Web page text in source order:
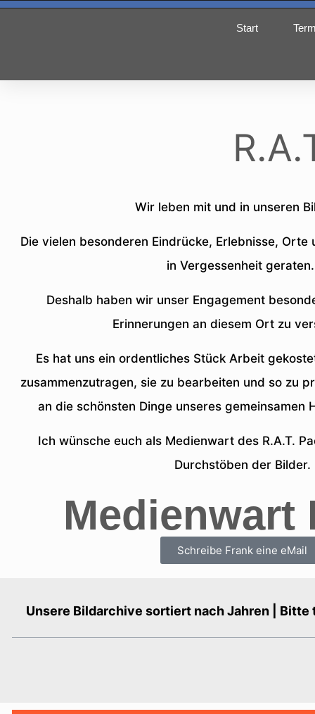
Start
Wir leben mit und in unseren
Die vielen besonderen Eindrücke, Erlebnisse,
in Vergessenheit
Deshalb haben wir unser Engagement
Erinnerungen an diesem Ort zu
Es hat uns ein ordentliches Stück Arbeit
zusammenzutragen, sie zu bearbeiten und so zu
an die schönsten Dinge unseres gemeinsamen
Ich wünsche euch als Medienwart des R.A.T.
Durchstöben der Bilder.
Medienwart
Schreibe Frank eine eMail
Unsere Bildarchive sortiert nach Jahren |